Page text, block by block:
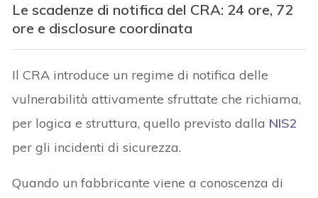
Le scadenze di notifica del CRA: 24 ore, 72
ore e disclosure coordinata
Il CRA introduce un regime di notifica delle
vulnerabilità attivamente sfruttate che richiama,
per logica e struttura, quello previsto dalla NIS2
per gli incidenti di sicurezza.
Quando un fabbricante viene a conoscenza di